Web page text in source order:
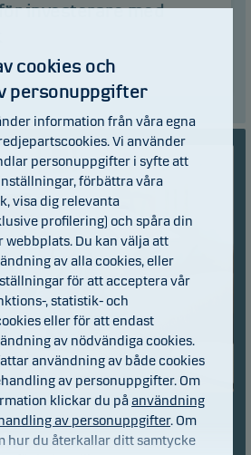
investerare med
cookies och
personuppgifter
information från våra egna
Vi använder
personuppgifter i syfte att
förbättra våra
visa dig relevanta
profilering) och spåra din
webbplats. Du kan välja att
av alla cookies, eller
för att acceptera vår
, statistik- och
eller för att endast
av nödvändiga cookies.
användning av både cookies
av personuppgifter. Om
klickar du påanvändning
av personuppgifter. Om
hur du återkallar ditt samtycke